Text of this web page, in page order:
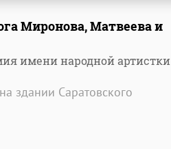
Миронова, Матвеева и
имени народной артистки
здании Саратовского